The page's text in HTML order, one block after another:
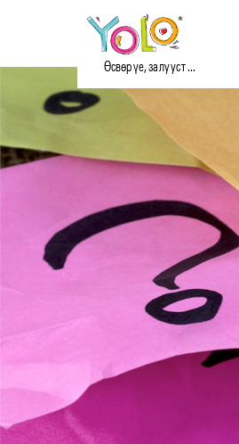
Өсвөр үе, залууст ...